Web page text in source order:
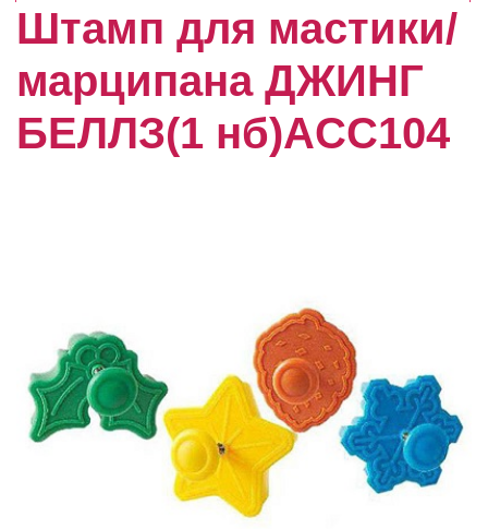
Штамп для мастики/
марципана ДЖИНГ
БЕЛЛЗ(1 нб)ACC104